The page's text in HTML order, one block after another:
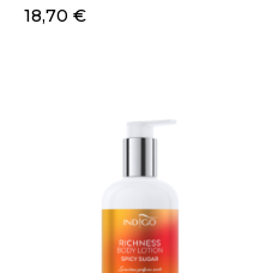
Preço
18,70 €